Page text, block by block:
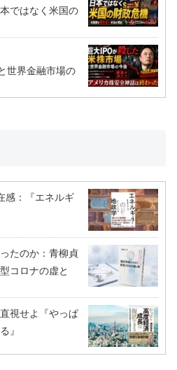
ではなく米国の
世界金融市場の
感：『エネルギ
たのか：青柳貞
コロナの虚と
視せよ『やっぱ
』